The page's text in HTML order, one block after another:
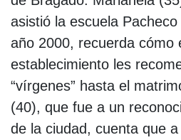
asistió la escuela
año 2000, recuerda cómo
establecimiento les
“vírgenes” hasta el
(40), que fue a un
de la ciudad, cuenta que